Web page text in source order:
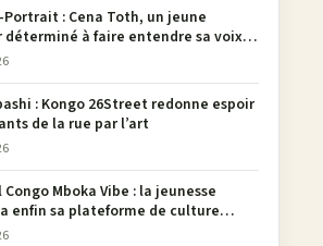
: Cena Toth, un jeune
déterminé à faire entendre sa voix à
: Kongo 26Street redonne espoir
de la rue par l’art
Mboka Vibe : la jeunesse
enfin sa plateforme de culture